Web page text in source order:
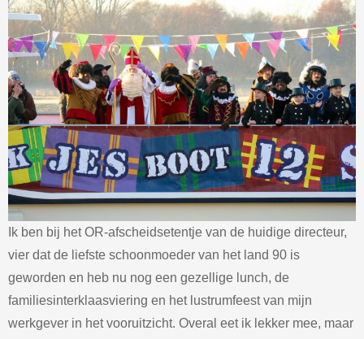
Ik ben bij het OR-afscheidsetentje van de huidige directeur,
vier dat de liefste schoonmoeder van het land 90 is
geworden en heb nu nog een gezellige lunch, de
familiesinterklaasviering en het lustrumfeest van mijn
werkgever in het vooruitzicht. Overal eet ik lekker mee, maar